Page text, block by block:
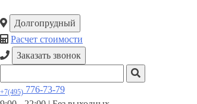
Долгопрудный
Расчет стоимости
Заказать звонок
+7(495) 776-73-79